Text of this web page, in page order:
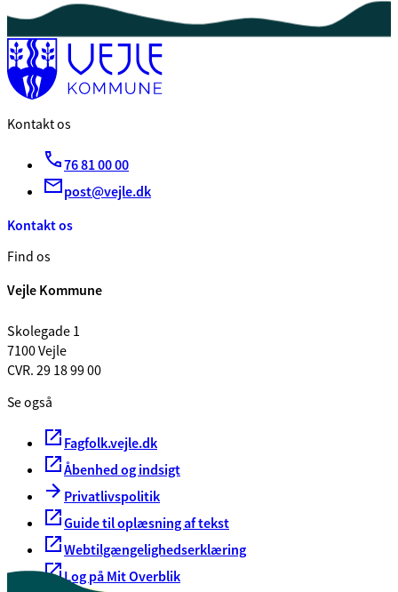
Kontakt os
76 81 00 00
post@vejle.dk
Kontakt os
Find os
Vejle Kommune
Skolegade 1
7100 Vejle
CVR. 29 18 99 00
Se også
Fagfolk.vejle.dk
Åbenhed og indsigt
Privatlivspolitik
Guide til oplæsning af tekst
Webtilgængelighedserklæring
Log på Mit Overblik